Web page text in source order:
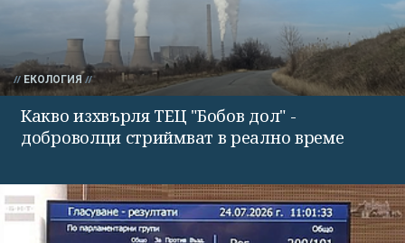
ЕКОЛОГИЯ
Какво изхвърля ТЕЦ "Бобов дол" -
доброволци стриймват в реално време